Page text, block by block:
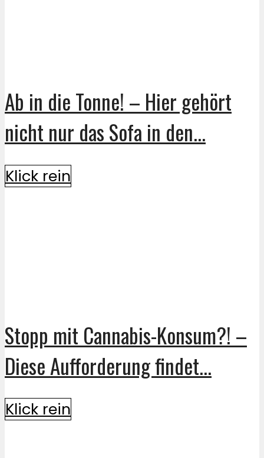
Ab in die Tonne! – Hier gehört
nicht nur das Sofa in den...
Klick rein
Stopp mit Cannabis-Konsum?! –
Diese Aufforderung findet...
Klick rein